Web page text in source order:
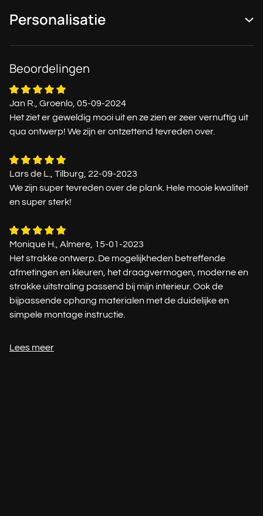
Personalisatie
Beoordelingen
Jan R., Groenlo, 05-09-2024
Het ziet er geweldig mooi uit en ze zien er zeer vernuftig uit
qua ontwerp! We zijn er ontzettend tevreden over.
Lars de L., Tilburg, 22-09-2023
We zijn super tevreden over de plank. Hele mooie kwaliteit
en super sterk!
Monique H., Almere, 15-01-2023
Het strakke ontwerp. De mogelijkheden betreffende
afmetingen en kleuren, het draagvermogen, moderne en
strakke uitstraling passend bij mijn interieur. Ook de
bijpassende ophang materialen met de duidelijke en
simpele montage instructie.
Lees meer